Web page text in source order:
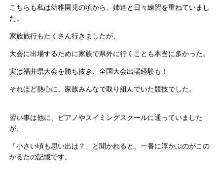
こちらも私は幼稚園児の頃から、姉達と日々練習を重ねていまし
た。
家族旅行もたくさん行きましたが、
大会に出場するために家族で県外に行くことも本当に多かった。
実は福井県大会を勝ち抜き、全国大会出場経験も！
それほど熱心に、家族みんなで取り組んでいた競技でした。
習い事は他に、ピアノやスイミングスクールに通っていました
が、
「小さい頃も思い出は？」と聞かれると、一番に浮かぶのがこの
かるたの記憶です。